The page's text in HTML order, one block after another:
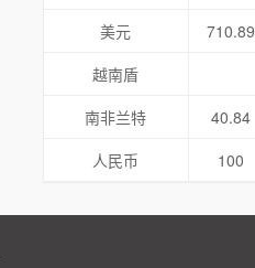
美元
710.89
越南盾
南非兰特
40.84
人民币
100